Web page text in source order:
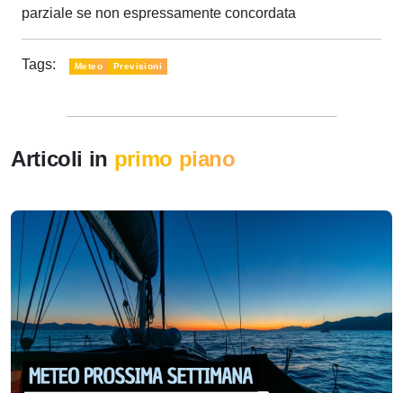
parziale se non espressamente concordata
Tags: Meteo Previsioni
Articoli in primo piano